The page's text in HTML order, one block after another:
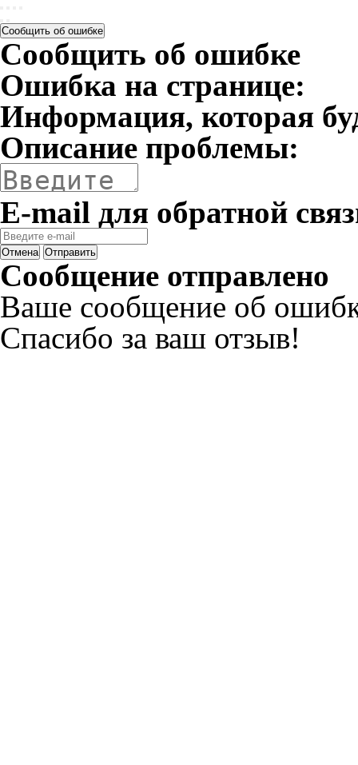
Сообщить об ошибке
Сообщить об ошибке
Ошибка на странице:
Информация, которая
Описание проблемы:
E-mail для обратной
Отмена Отправить
Сообщение отправлено
Ваше сообщение об
Спасибо за ваш отзыв!